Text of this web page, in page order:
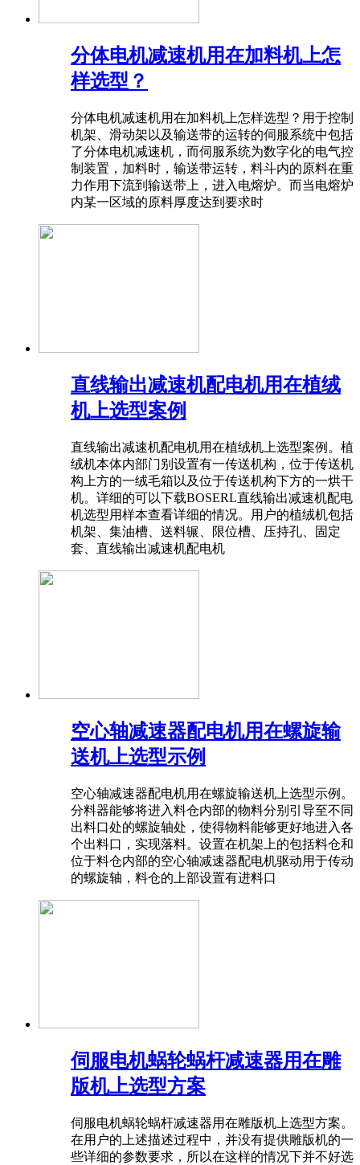
分体电机减速机用在加料机上怎
样选型？
分体电机减速机用在加料机上怎样选型？用于控制
机架、滑动架以及输送带的运转的伺服系统中包括
了分体电机减速机，而伺服系统为数字化的电气控
制装置，加料时，输送带运转，料斗内的原料在重
力作用下流到输送带上，进入电熔炉。而当电熔炉
内某一区域的原料厚度达到要求时
直线输出减速机配电机用在植绒
机上选型案例
直线输出减速机配电机用在植绒机上选型案例。植
绒机本体内部门别设置有一传送机构，位于传送机
构上方的一绒毛箱以及位于传送机构下方的一烘干
机。详细的可以下载BOSERL直线输出减速机配电
机选型用样本查看详细的情况。用户的植绒机包括
机架、集油槽、送料辗、限位槽、压持孔、固定
套、直线输出减速机配电机
空心轴减速器配电机用在螺旋输
送机上选型示例
空心轴减速器配电机用在螺旋输送机上选型示例。
分料器能够将进入料仓内部的物料分别引导至不同
出料口处的螺旋轴处，使得物料能够更好地进入各
个出料口，实现落料。设置在机架上的包括料仓和
位于料仓内部的空心轴减速器配电机驱动用于传动
的螺旋轴，料仓的上部设置有进料口
伺服电机蜗轮蜗杆减速器用在雕
版机上选型方案
伺服电机蜗轮蜗杆减速器用在雕版机上选型方案。
在用户的上述描述过程中，并没有提供雕版机的一
些详细的参数要求，所以在这样的情况下并不好选